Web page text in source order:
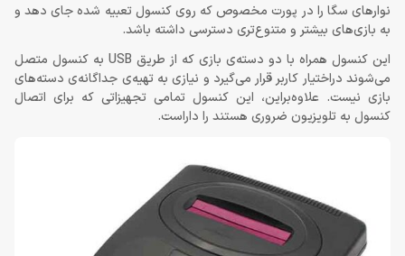
نوارهای سگا را در پورت مخصوص که روی کنسول تعبیه شده جای دهد و
به بازی‌های بیشتر و متنوع‌تری دسترسی داشته باشد.
این کنسول همراه با دو دسته‌ی بازی که از طریق USB به کنسول متصل
می‌شوند دراختیار کاربر قرار می‌گیرد و نیازی به تهیه‌ی جداگانه‌ی دسته‌های
بازی نیست. علاوه‌براین، این کنسول تمامی تجهیزاتی که برای اتصال
کنسول به تلویزیون ضروری هستند را داراست.